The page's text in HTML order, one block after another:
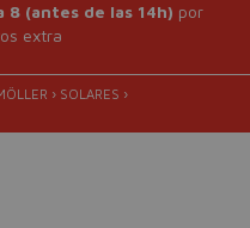
8 (antes de las 14h) por
extra
› SOLARES ›